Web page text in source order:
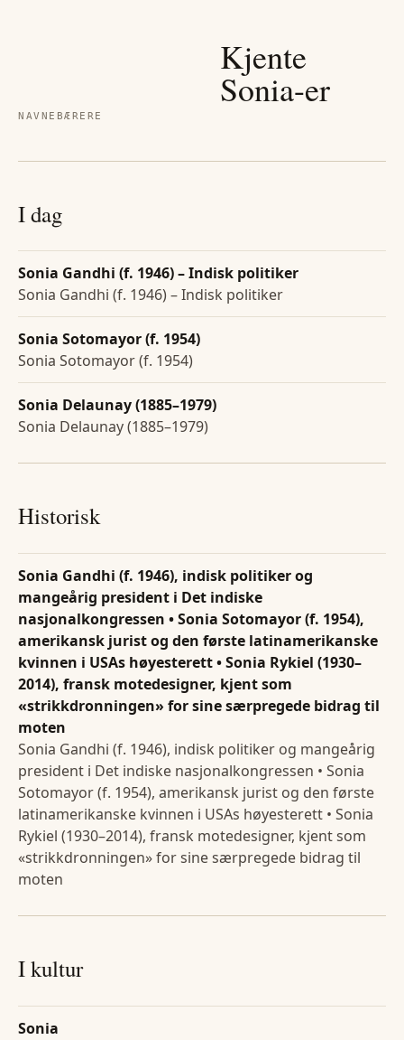
NAVNEBÆRERE
Kjente
Sonia-er
I dag
Sonia Gandhi (f. 1946) – Indisk politiker
Sonia Gandhi (f. 1946) – Indisk politiker
Sonia Sotomayor (f. 1954)
Sonia Sotomayor (f. 1954)
Sonia Delaunay (1885–1979)
Sonia Delaunay (1885–1979)
Historisk
Sonia Gandhi (f. 1946), indisk politiker og
mangeårig president i Det indiske
nasjonalkongressen • Sonia Sotomayor (f. 1954),
amerikansk jurist og den første latinamerikanske
kvinnen i USAs høyesterett • Sonia Rykiel (1930–
2014), fransk motedesigner, kjent som
«strikkdronningen» for sine særpregede bidrag til
moten
Sonia Gandhi (f. 1946), indisk politiker og mangeårig
president i Det indiske nasjonalkongressen • Sonia
Sotomayor (f. 1954), amerikansk jurist og den første
latinamerikanske kvinnen i USAs høyesterett • Sonia
Rykiel (1930–2014), fransk motedesigner, kjent som
«strikkdronningen» for sine særpregede bidrag til
moten
I kultur
Sonia